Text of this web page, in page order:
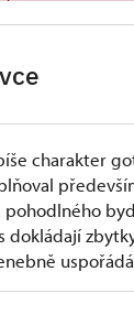
charakter
pohodlného
dokládají